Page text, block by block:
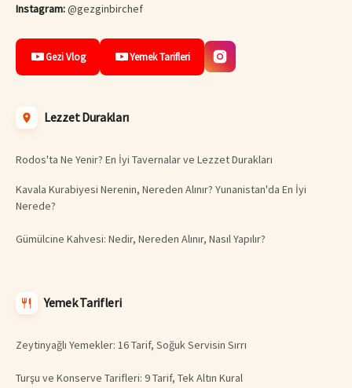
Instagram:@gezginbirchef
Gezi Vlog Yemek Tarifleri
Lezzet Durakları
Rodos'ta Ne Yenir? En İyi Tavernalar ve Lezzet Durakları
Kavala Kurabiyesi Nerenin, Nereden Alınır? Yunanistan'da En İyi
Nerede?
Gümülcine Kahvesi: Nedir, Nereden Alınır, Nasıl Yapılır?
Yemek Tarifleri
Zeytinyağlı Yemekler: 16 Tarif, Soğuk Servisin Sırrı
Turşu ve Konserve Tarifleri: 9 Tarif, Tek Altın Kural